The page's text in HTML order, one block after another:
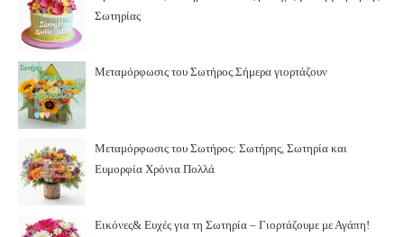
Σωτηρίας
Μεταμόρφωσις του Σωτήρος.Σήμερα γιορτάζουν
Μεταμόρφωσις του Σωτήρος: Σωτήρης, Σωτηρία και
Ευμορφία Χρόνια Πολλά
Εικόνες& Ευχές για τη Σωτηρία – Γιορτάζουμε με Αγάπη!